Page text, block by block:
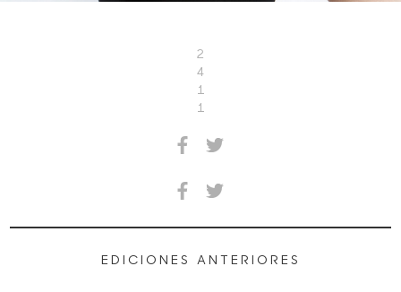
2
4
1
1
EDICIONES ANTERIORES